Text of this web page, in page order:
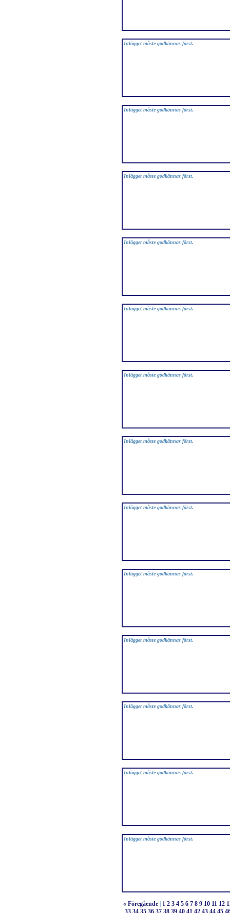
Inlägget måste godkännas först.
Inlägget måste godkännas först.
Inlägget måste godkännas först.
Inlägget måste godkännas först.
Inlägget måste godkännas först.
Inlägget måste godkännas först.
Inlägget måste godkännas först.
Inlägget måste godkännas först.
Inlägget måste godkännas först.
Inlägget måste godkännas först.
Inlägget måste godkännas först.
Inlägget måste godkännas först.
Inlägget måste godkännas först.
« Föregående| 1 2 3 4 5 6 7 8 9 10 11 12
33 34 35 36 37 38 39 40 41 42 43 44 45